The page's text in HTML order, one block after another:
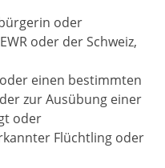
oder
oder der Schweiz,
einen bestimmten
zur Ausübung einer
oder
Flüchtling oder